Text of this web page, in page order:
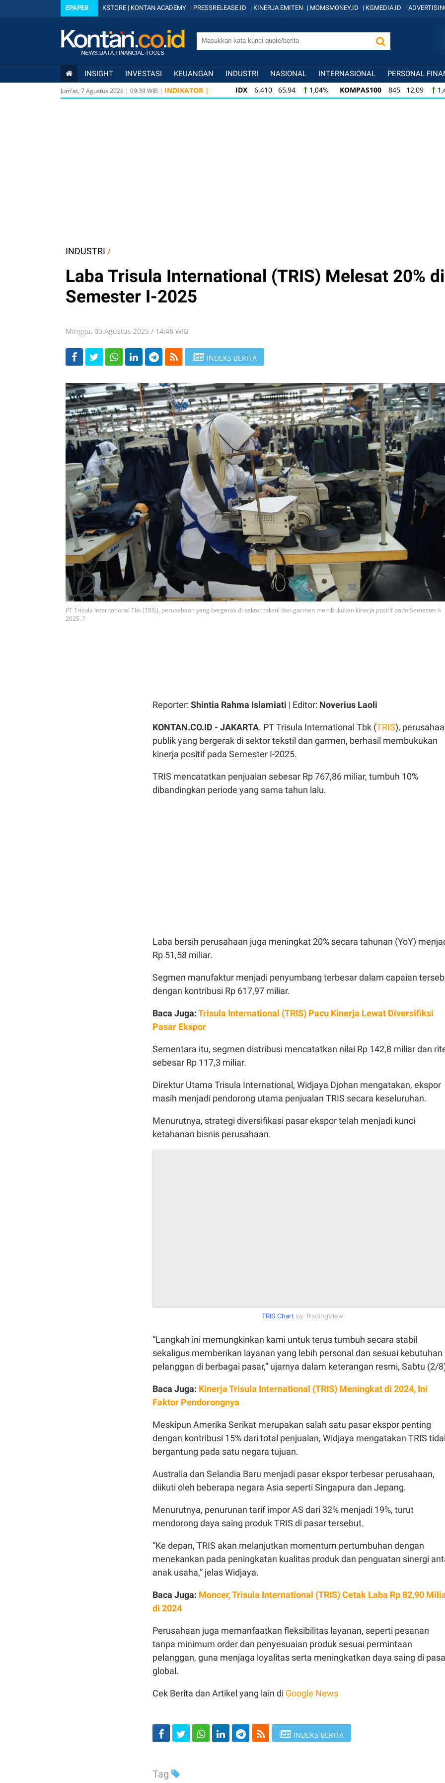
EPAPER KSTORE | KONTAN ACADEMY | PRESSRELEASE.ID | KINERJA EMITEN | MOMSMONEY.ID | KGMEDIA.ID |
INSIGHT INVESTASI KEUANGAN INDUSTRI NASIONAL INTERNASIONAL PERSONAL
Jum'at, 7 Agustus 2026 | 09:39WIB | INDIKATOR | IDX 6.410 65,94 1,04% KOMPAS100 845 12,09
KOMPAS100
845 12,09 1,45% LQ45 640 9,44
INDUSTRI /
Laba Trisula International (TRIS) Melesat 20% di
Semester I-2025
Minggu, 03 Agustus 2025 / 14:48 WIB
INDEKS BERITA
PT Trisula International Tbk (TRIS), perusahaan yang bergerak di sektor tekstil dan garmen membukukan kinerja positif pada Semester I-
2025. ?
Reporter: Shintia Rahma Islamiati | Editor: Noverius Laoli
KONTAN.CO.ID - JAKARTA. PT Trisula International Tbk (TRIS),
publik yang bergerak di sektor tekstil dan garmen, berhasil membukukan
kinerja positif pada Semester I-2025.
TRIS mencatatkan penjualan sebesar Rp 767,86 miliar, tumbuh 10%
dibandingkan periode yang sama tahun lalu.
Laba bersih perusahaan juga meningkat 20% secara tahunan (YoY)
Rp 51,58 miliar.
Segmen manufaktur menjadi penyumbang terbesar dalam capaian
dengan kontribusi Rp 617,97 miliar.
Baca Juga:Trisula International (TRIS) Pacu Kinerja Lewat Diversifiksi
Pasar Ekspor
Sementara itu, segmen distribusi mencatatkan nilai Rp 142,8 miliar dan
sebesar Rp 117,3 miliar.
Direktur Utama Trisula International, Widjaya Djohan mengatakan, ekspor
masih menjadi pendorong utama penjualan TRIS secara keseluruhan.
Menurutnya, strategi diversifikasi pasar ekspor telah menjadi kunci
ketahanan bisnis perusahaan.
TRIS Chart by TradingView
“Langkah ini memungkinkan kami untuk terus tumbuh secara stabil
sekaligus memberikan layanan yang lebih personal dan sesuai kebutuhan
pelanggan di berbagai pasar,” ujarnya dalam keterangan resmi, Sabtu (2/
Baca Juga: Kinerja Trisula International (TRIS) Meningkat di 2024, Ini
Faktor Pendorongnya
Meskipun Amerika Serikat merupakan salah satu pasar ekspor penting
dengan kontribusi 15% dari total penjualan, Widjaya mengatakan TRIS
bergantung pada satu negara tujuan.
Australia dan Selandia Baru menjadi pasar ekspor terbesar perusahaan,
diikuti oleh beberapa negara Asia seperti Singapura dan Jepang.
Menurutnya, penurunan tarif impor AS dari 32% menjadi 19%, turut
mendorong daya saing produk TRIS di pasar tersebut.
“Ke depan, TRIS akan melanjutkan momentum pertumbuhan dengan
menekankan pada peningkatan kualitas produk dan penguatan sinergi
anak usaha,” jelas Widjaya.
Baca Juga: Moncer, Trisula International (TRIS) Cetak Laba Rp 82,90
di 2024
Perusahaan juga memanfaatkan fleksibilitas layanan, seperti pesanan
tanpa minimum order dan penyesuaian produk sesuai permintaan
pelanggan, guna menjaga loyalitas serta meningkatkan daya saing di
global.
Cek Berita dan Artikel yang lain di Google News
INDEKS BERITA
Tag